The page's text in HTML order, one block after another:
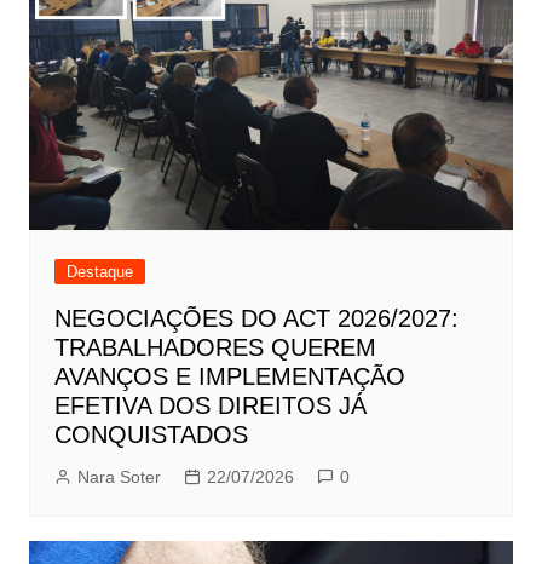
Destaque
NEGOCIAÇÕES DO ACT 2026/2027:
TRABALHADORES QUEREM
AVANÇOS E IMPLEMENTAÇÃO
EFETIVA DOS DIREITOS JÁ
CONQUISTADOS
Nara Soter 22/07/2026 0